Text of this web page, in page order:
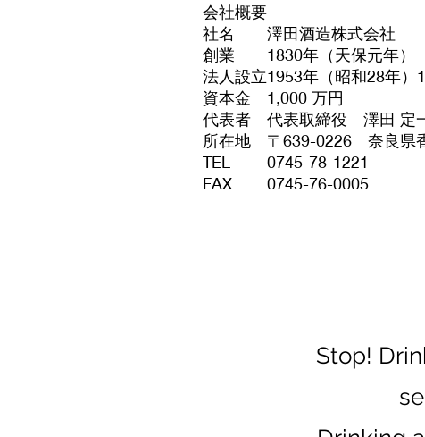
会社概要
社名
澤田酒造株式会社
創業
1830年（天保元年）
法人設立1953年（昭和28年）
資本金
1,000 万円
代表者
代表取締役 澤田 定
所在地
〒639-0226 奈良県
TEL
0745-78-1221
FAX
0745-76-0005
Stop!